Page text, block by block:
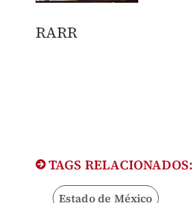
RARR
TAGS RELACIONADOS:
Estado de México